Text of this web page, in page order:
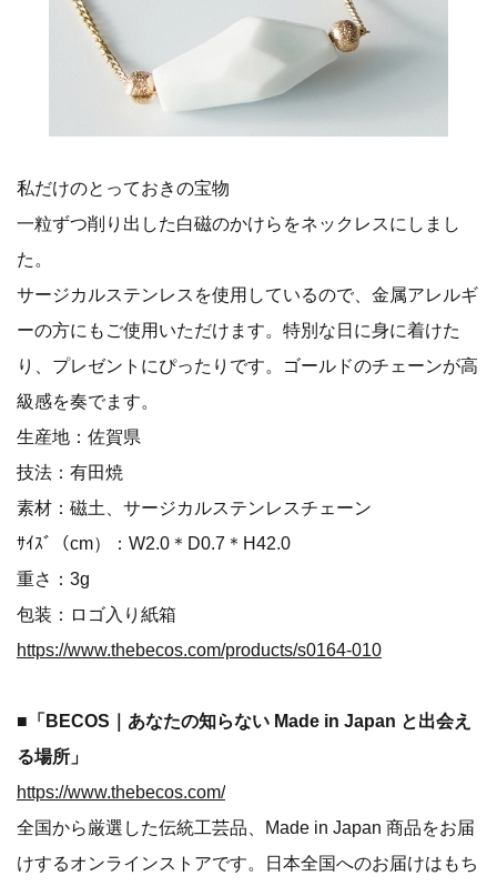
私だけのとっておきの宝物
一粒ずつ削り出した白磁のかけらをネックレスにしまし
た。
サージカルステンレスを使用しているので、金属アレルギ
ーの方にもご使用いただけます。特別な日に身に着けた
り、プレゼントにぴったりです。ゴールドのチェーンが高
級感を奏でます。
生産地：佐賀県
技法：有田焼
素材：磁土、サージカルステンレスチェーン
ｻｲｽﾞ（cm）：W2.0＊D0.7＊H42.0
重さ：3g
包装：ロゴ入り紙箱
https://www.thebecos.com/products/s0164-010
■ 「BECOS｜あなたの知らない Made in Japan と出会え
る場所」
https://www.thebecos.com/
全国から厳選した伝統工芸品、Made in Japan 商品をお届
けするオンラインストアです。日本全国へのお届けはもち